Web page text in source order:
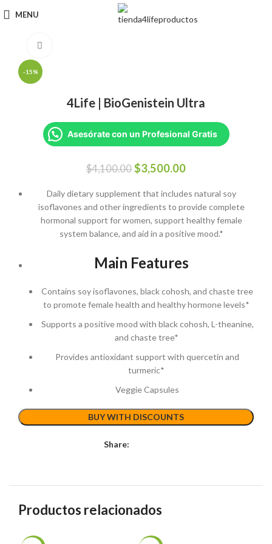
MENU
-15%
4Life | BioGenistein Ultra
Asesórate con un Profesional Gratis
$4,100.00 El
original
era:
$4,100.00.
$3,500.00El
actual
es:
$3,500.00.
Daily dietary supplement that includes natural soy
isoflavones and other ingredients to provide complete
hormonal support for women, support healthy female
system balance, and aid in a positive mood.*
Main Features
Contains soy isoflavones, black cohosh, and chaste tree
to promote female health and healthy hormone levels*
Supports a positive mood with black cohosh, L-theanine,
and chaste tree*
Provides antioxidant support with quercetin and
turmeric*
Veggie Capsules
BUY WITH DISCOUNTS
Share:
Productos relacionados